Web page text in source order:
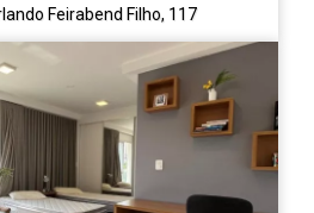
Feirabend Filho, 117